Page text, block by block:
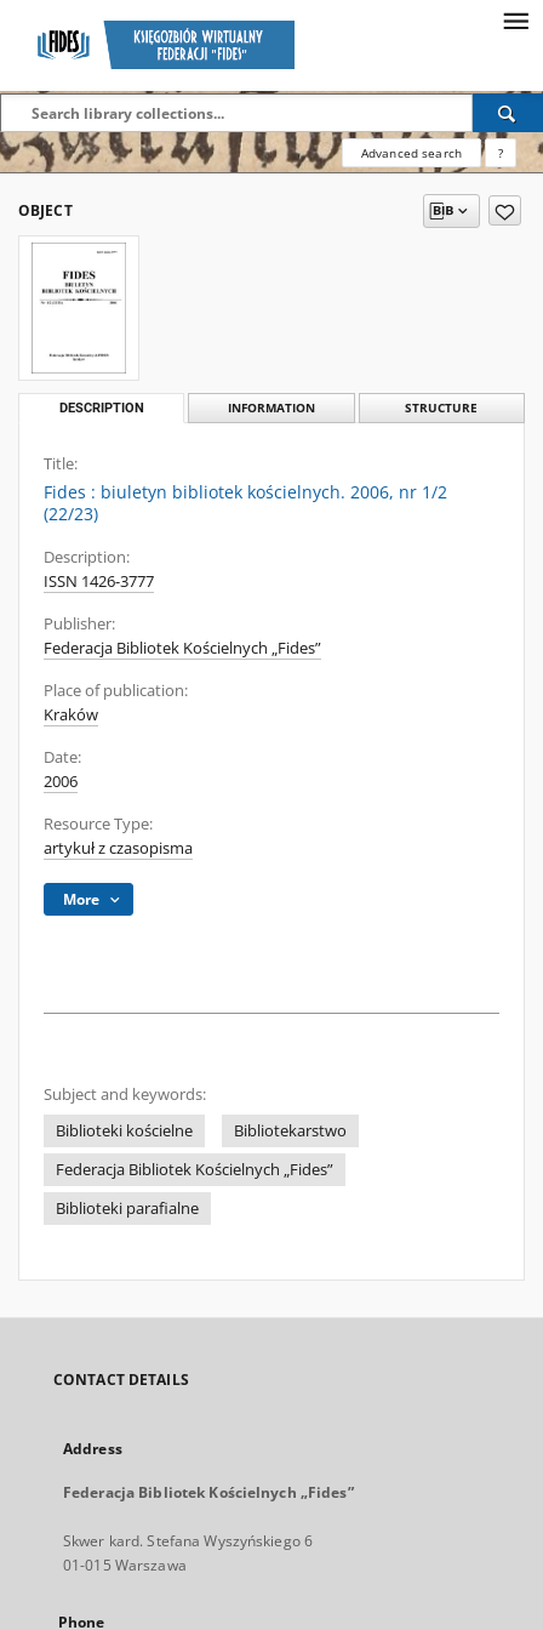
Advanced search ?
OBJECT
DESCRIPTION INFORMATION STRUCTURE
Title:
Fides : biuletyn bibliotek kościelnych. 2006, nr 1/2
(22/23)
Description:
ISSN 1426-3777
Publisher:
Federacja Bibliotek Kościelnych „Fides”
Place of publication:
Kraków
Date:
2006
Resource Type:
artykuł z czasopisma
More
Subject and keywords:
Biblioteki kościelne
Bibliotekarstwo
Federacja Bibliotek Kościelnych „Fides”
Biblioteki parafialne
CONTACT DETAILS
Address
Federacja Bibliotek Kościelnych „Fides”
Skwer kard. Stefana Wyszyńskiego 6
01-015 Warszawa
Phone